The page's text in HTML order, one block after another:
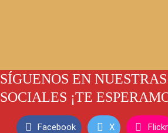
SÍGUENOS EN
SOCIALES ¡TE
Facebook X Flickr